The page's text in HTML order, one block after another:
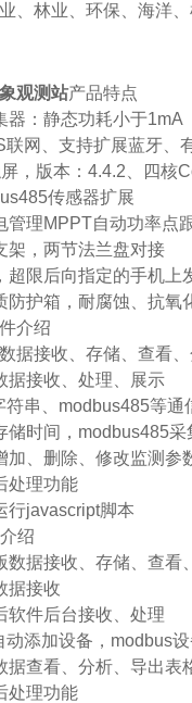
、林业、环保、海洋
观测站产品特点
器：静态功耗小于1mA
联网、支持扩展蓝牙、
，版本：4.4.2、四核
传感器扩展
管理MPPT自动功率点
架，两节法兰盘对接
超限后向指定的手机上
防护箱，耐腐蚀、抗氧
介绍
据接收、存储、查看
据接收、处理、展示
符串、modbus485等通
储时间，modbus485
加、删除、修改监测参
处理功能
行javascript脚本
绍
数据接收、存储、查看
据接收
软件后台接收、处理
动添加设备，modbus
据查看、分析、导出表
处理功能